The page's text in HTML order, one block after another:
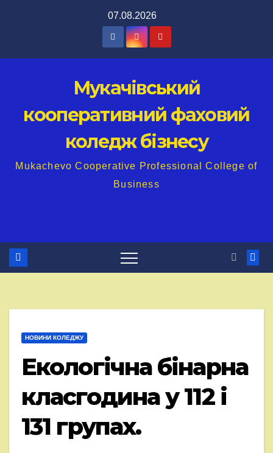
07.08.2026
Мукачівський
кооперативний фаховий
коледж бізнесу
Mukachevo Cooperative Professional College of
Business
НОВИНИ КОЛЕДЖУ
Екологічна бінарна
класгодина у 112 і
131 групах.